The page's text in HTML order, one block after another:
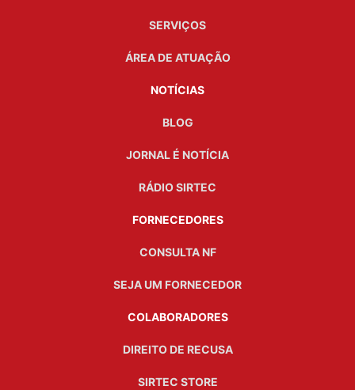
SERVIÇOS
ÁREA DE ATUAÇÃO
NOTÍCIAS
BLOG
JORNAL É NOTÍCIA
RÁDIO SIRTEC
FORNECEDORES
CONSULTA NF
SEJA UM FORNECEDOR
COLABORADORES
DIREITO DE RECUSA
SIRTEC STORE